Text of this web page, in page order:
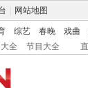
网站地图
综艺 春晚 戏曲
全 节目大全